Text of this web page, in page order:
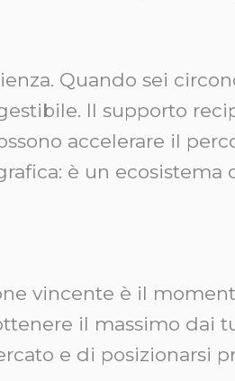
Quando sei
Il supporto
accelerare il
è un
vincente è il
il massimo
e di posizionarsi